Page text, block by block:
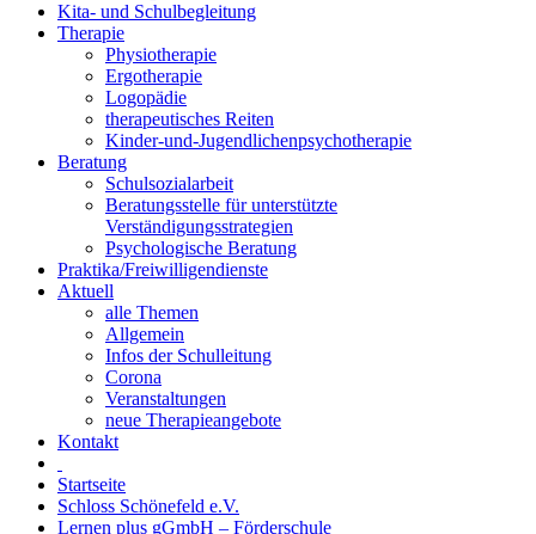
Kita- und Schulbegleitung
Therapie
Physiotherapie
Ergotherapie
Logopädie
therapeutisches Reiten
Kinder-und-Jugendlichenpsychotherapie
Beratung
Schulsozialarbeit
Beratungsstelle für unterstützte
Verständigungsstrategien
Psychologische Beratung
Praktika/Freiwilligendienste
Aktuell
alle Themen
Allgemein
Infos der Schulleitung
Corona
Veranstaltungen
neue Therapieangebote
Kontakt
Startseite
Schloss Schönefeld e.V.
Lernen plus gGmbH – Förderschule